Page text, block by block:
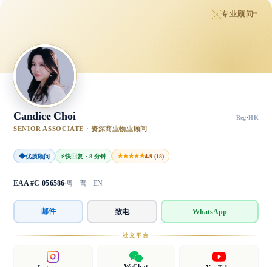
专业顾问™
Candice Choi Reg·HK
SENIOR ASSOCIATE · 资深商业物业顾问
◆优质顾问 ⚡快回复 · 8 分钟 ★★★★★4.9 (18)
EAA #C-056586 粤 · 普 · EN
邮件 致电 WhatsApp
社交平台